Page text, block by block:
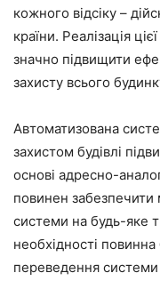
кожного відсіку –
країни. Реалізація
значно підвищити
захисту всього
Автоматизована
захистом будівлі
основі адресно-
повинен
системи на будь-яке
необхідності
переведення